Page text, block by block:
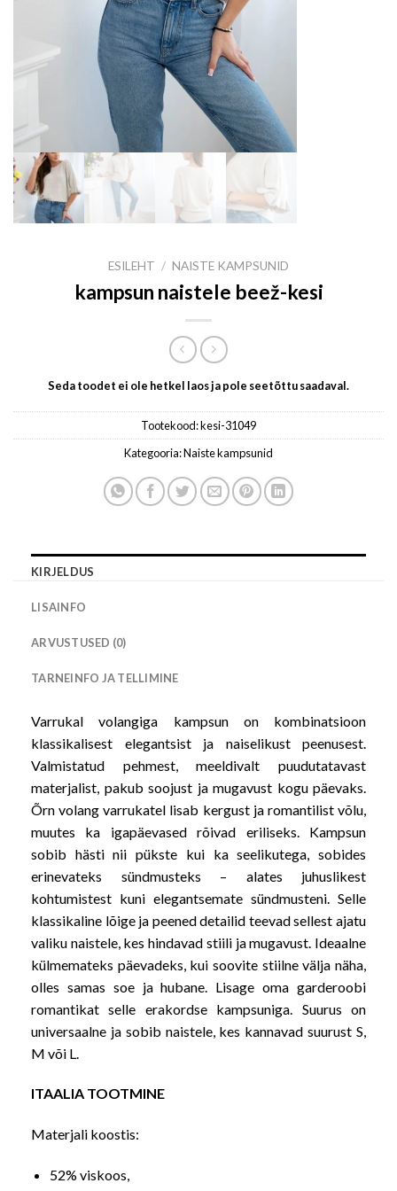
ESILEHT / NAISTE KAMPSUNID
kampsun naistele beež-kesi
Seda toodet ei ole hetkel laos ja pole seetõttu saadaval.
Tootekood:kesi-31049
Kategooria:Naiste kampsunid
KIRJELDUS
LISAINFO
ARVUSTUSED (0)
TARNEINFO JA TELLIMINE
Varrukal volangiga kampsun on kombinatsioon
klassikalisest elegantsist ja naiselikust peenusest.
Valmistatud pehmest, meeldivalt puudutatavast
materjalist, pakub soojust ja mugavust kogu päevaks.
Õrn volang varrukatel lisab kergust ja romantilist võlu,
muutes ka igapäevased rõivad eriliseks. Kampsun
sobib hästi nii pükste kui ka seelikutega, sobides
erinevateks sündmusteks – alates juhuslikest
kohtumistest kuni elegantsemate sündmusteni. Selle
klassikaline lõige ja peened detailid teevad sellest ajatu
valiku naistele, kes hindavad stiili ja mugavust. Ideaalne
külmemateks päevadeks, kui soovite stiilne välja näha,
olles samas soe ja hubane. Lisage oma garderoobi
romantikat selle erakordse kampsuniga. Suurus on
universaalne ja sobib naistele, kes kannavad suurust S,
M või L.
ITAALIA TOOTMINE
Materjali koostis:
52% viskoos,